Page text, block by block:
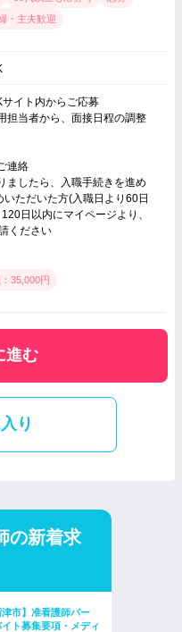
・主夫歓迎
サイト内からご応募
担当者から、面接日程の調整
連絡
ましたら、入職手続きを進め
ただいた方(入職日より60日
日以内にマイページより、
ください
35,000円
進む
り
の新着求
津市】准看護師パー
イト募集要項・メディ